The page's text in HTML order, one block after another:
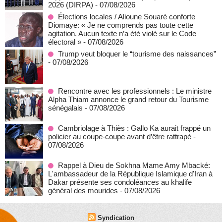
2026 (DIRPA) - 07/08/2026
Élections locales / Alioune Souaré conforte
Diomaye: « Je ne comprends pas toute cette
agitation. Aucun texte n’a été violé sur le Code
électoral » - 07/08/2026
Trump veut bloquer le “tourisme des naissances”
- 07/08/2026
Rencontre avec les professionnels : Le ministre
Alpha Thiam annonce le grand retour du Tourisme
sénégalais - 07/08/2026
Cambriolage à Thiès : Gallo Ka aurait frappé un
policier au coupe-coupe avant d’être rattrapé -
07/08/2026
Rappel à Dieu de Sokhna Mame Amy Mbacké:
L'ambassadeur de la République Islamique d'Iran à
Dakar présente ses condoléances au khalife
général des mourides - 07/08/2026
Syndication